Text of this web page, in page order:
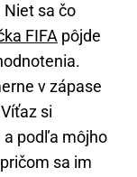
Niet sa čo
FIFA pôjde
v zápase
si
podľa môjho
sa im